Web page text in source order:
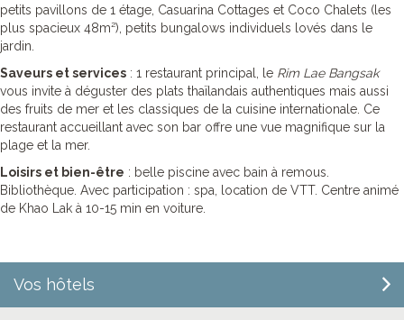
petits pavillons de 1 étage, Casuarina Cottages et Coco Chalets (les
plus spacieux 48m²), petits bungalows individuels lovés dans le
jardin.
Saveurs et services : 1 restaurant principal, le Rim Lae Bangsak
vous invite à déguster des plats thaïlandais authentiques mais aussi
des fruits de mer et les classiques de la cuisine internationale. Ce
restaurant accueillant avec son bar offre une vue magnifique sur la
plage et la mer.
Loisirs et bien-être : belle piscine avec bain à remous.
Bibliothèque. Avec participation : spa, location de VTT. Centre animé
de Khao Lak à 10-15 min en voiture.
Vos hôtels